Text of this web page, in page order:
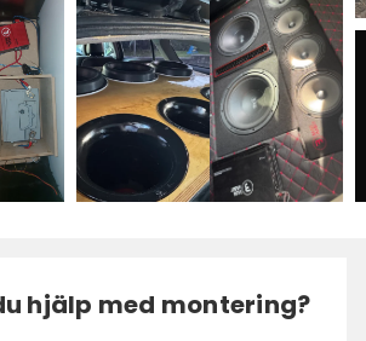
hjälp med montering?